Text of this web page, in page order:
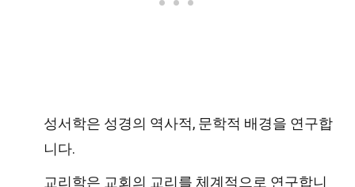
성서학은 성경의 역사적, 문학적 배경을 연구합
니다.
교리학은 교회의 교리를 체계적으로 연구합니